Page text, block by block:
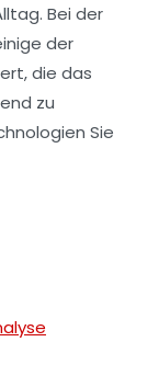
Bei der
der
die das
zu
Sie